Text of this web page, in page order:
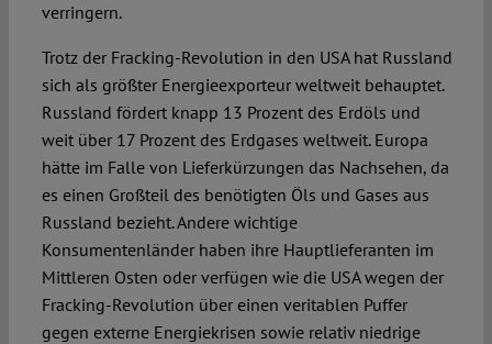
ver­ringern.
Trotz der Fracking-Revo­lution in den USA hat Russland
sich als größter Energieexporteur weltweit behaup­tet.
Russland fördert knapp 13 Prozent des Erd­öls und
weit über 17 Pro­zent des Erdgases weltweit. Europa
hätte im Falle von Lieferkürzungen das Nachsehen, da
es einen Großteil des benötigten Öls und Gases aus
Russland bezieht. Andere wichtige
Konsumentenländer haben ihre Hauptlieferanten im
Mittleren Osten oder verfügen wie die USA wegen der
Fracking-Revolution über einen veri­tablen Puffer
gegen externe Energiekrisen sowie relativ niedri­ge